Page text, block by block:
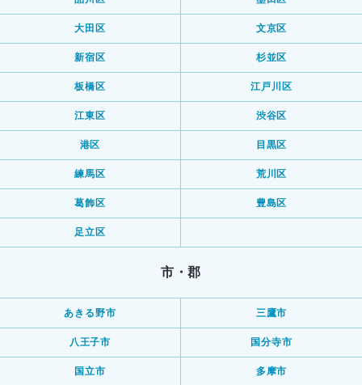
大田区 文京区
新宿区 杉並区
板橋区 江戸川区
江東区 渋谷区
港区 目黒区
練馬区 荒川区
葛飾区 豊島区
足立区
市・郡
あきる野市 三鷹市
八王子市 国分寺市
国立市 多摩市